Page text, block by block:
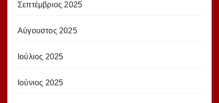
Σεπτέμβριος 2025
Αύγουστος 2025
Ιούλιος 2025
Ιούνιος 2025